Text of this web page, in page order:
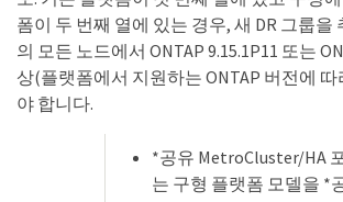
폼이 두 번째 열에 있는 경우, 새 DR 그룹을
의 모든 노드에서 ONTAP 9.15.1P11 또는
상(플랫폼에서 지원하는 ONTAP 버전에
야 합니다.
*공유 MetroCluster/HA
는 구형 플랫폼 모델을 *